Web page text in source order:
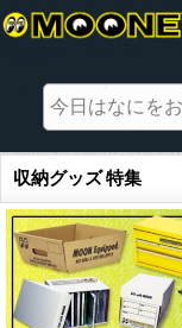
収納グッズ 特集